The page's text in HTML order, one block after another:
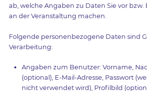
ab, welche Angaben zu Daten Sie vor bzw.
an der Veranstaltung machen.
Folgende personenbezogene Daten sind
Verarbeitung:
Angaben zum Benutzer: Vorname,
(optional), E-Mail-Adresse, Passwort
nicht verwendet wird), Profilbild